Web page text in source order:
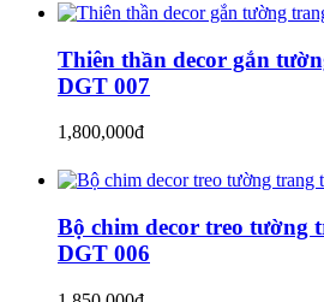
Thiên thần decor gắn
DGT 007
1,800,000đ
Bộ chim decor treo tường
DGT 006